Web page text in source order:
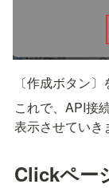
〔作成ボタン
これで、API接
表示させていき
Clickペー